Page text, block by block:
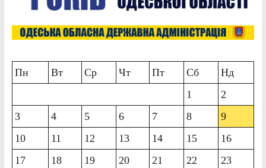
Пн Вт Ср Чт Пт Сб
Нд
1
2
3
4 5 6 7 8
9
10
11 12 13 14 15
16
17
18 19 20 21 22
23